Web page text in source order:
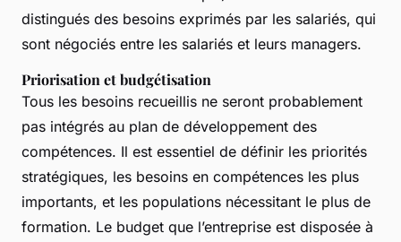
distingués des besoins exprimés par les salariés, qui
sont négociés entre les salariés et leurs managers.
Priorisation et budgétisation
Tous les besoins recueillis ne seront probablement
pas intégrés au plan de développement des
compétences. Il est essentiel de définir les priorités
stratégiques, les besoins en compétences les plus
importants, et les populations nécessitant le plus de
formation. Le budget que l’entreprise est disposée à